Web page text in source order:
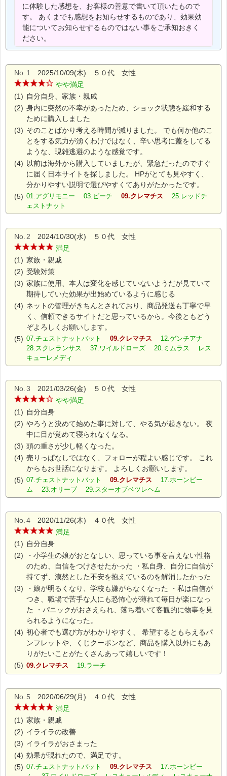
に体験した感想を、お客様の善意で書いて頂いたもので
す。 あくまでも感想をお知らせするものであり、効果効
能についてお知らせするものではない事をご承知おきく
ださい。
No. 1
2025/10/09(木) ５０代 女性
やや満足
(1) 自分自身、家族・親戚
(2) 身内に突然の不幸があったため、ショック状態を緩和する
ために購入しました
(3) そのことばかり考える時間が減りました。 でも何か他のこ
とをする気力が湧くわけではなく、辛い思考に蓋をしてる
ような、現雑逃避のような感覚です。
(4) 以前は海外から購入していましたが、緊急だったのですぐ
に届く日本サイトを探しました。 HPがとても見やすく、
分かりやすい説明で選びやすくてありがたかったです。
(5) 01.アグリモニー 03.ビーチ 09.クレマチス
25.レッドチ
ェストナット
No. 2 2024/10/30(水) ５０代 女性
満足
(1) 家族・親戚
(2) 受験対策
(3) 家族に使用、本人は変化を感じていないようだが見ていて
期待していた効果が出始めているように感じる
(4) ネットの管理がきちんとされており、商品発送も丁寧で早
く、信頼できるサイトだと思っているから。今後ともどう
ぞよろしくお願いします。
(5) 07.チェストナットバット 09.クレマチス
12.ゲンチアナ
28.スクレランサス 37.ワイルドローズ 20.ミムラス レス
キューレメディ
No. 3 2021/03/26(金) ５０代 女性
やや満足
(1) 自分自身
(2) やろうと決めて始めた事に対して、やる気が起きない。 夜
中に目が覚めて寝られなくなる。
(3) 頭の重さが少し軽くなった。
(4) 売りっぱなしではなく、フォローが程よい感じです。 これ
からもお世話になります。 よろしくお願いします。
(5) 07.チェストナットバット 09.クレマチス
17.ホーンビー
ム 23.オリーブ 29.スターオブベツレヘム
No. 4 2020/11/26(木) ４０代 女性
満足
(1) 自分自身
(2)
・小学生の娘がおとなしい、思っている事を言えない性格
のため、自信をつけさせたかった ・私自身、自分に自信が
持てず、漠然とした不安を抱えているのを解消したかった
(3)
・娘が明るくなり、学校も嫌がらなくなった ・私は自信が
つき、職場で苦手な人にも恐怖心が薄れて毎日が楽になっ
た ・パニックがおさえられ、落ち着いて客観的に物事を見
られるようになった。
(4) 初心者でも選び方がわかりやすく、 希望するともらえるパ
ンフレットや、くじクーポンなど、商品を購入以外にもあ
りがたいことがたくさんあって嬉しいです！
(5) 09.クレマチス 19.ラーチ
No. 5 2020/06/29(月) ４０代 女性
満足
(1) 家族・親戚
(2) イライラの改善
(3) イライラがおさまった
(4) 効果が現れたので、満足です。
(5) 07.チェストナットバット 09.クレマチス
17.ホーンビー